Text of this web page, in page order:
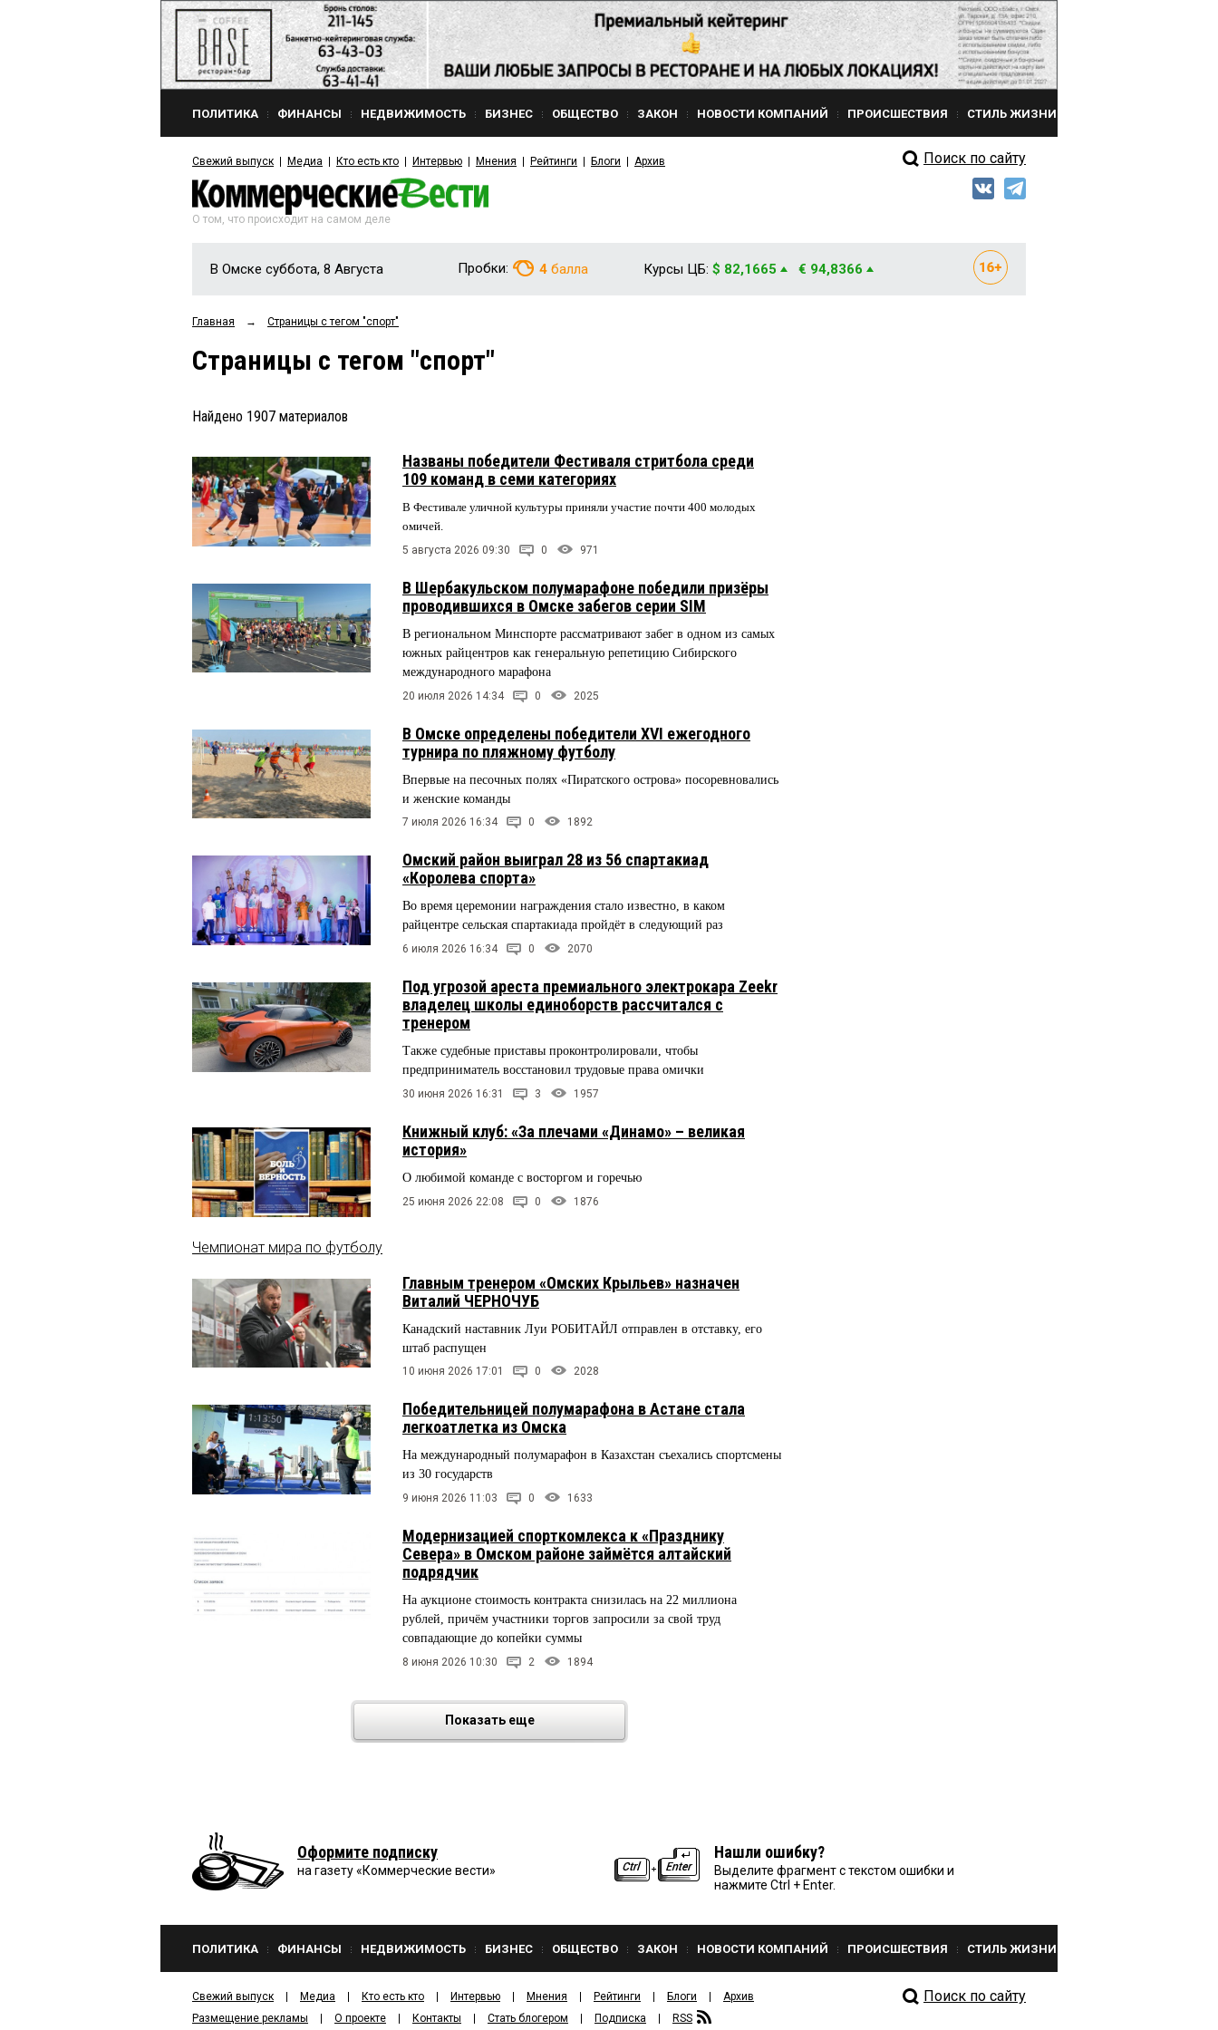
ПОЛИТИКА ФИНАНСЫ НЕДВИЖИМОСТЬ БИЗНЕС ОБЩЕСТВО ЗАКОН НОВОСТИ КОМПАНИЙ ПРОИСШЕСТВИЯ СТИЛЬ ЖИЗНИ
Свежий выпуск Медиа Кто есть кто Интервью Мнения Рейтинги Блоги Архив Поиск по сайту
О том, что происходит на самом деле
В Омске суббота, 8 Августа Пробки: 4 балла Курсы ЦБ: $ 82,1665 € 94,8366
Главная → Страницы c тегом "спорт"
Страницы c тегом "спорт"
Найдено 1907 материалов
Названы победители Фестиваля стритбола среди
109 команд в семи категориях
В Фестивале уличной культуры приняли участие почти 400 молодых
омичей.
5 августа 2026 09:30 0 971
В Шербакульском полумарафоне победили призёры
проводившихся в Омске забегов серии SIM
В региональном Минспорте рассматривают забег в одном из самых
южных райцентров как генеральную репетицию Сибирского
международного марафона
20 июля 2026 14:34 0 2025
В Омске определены победители XVI ежегодного
турнира по пляжному футболу
Впервые на песочных полях «Пиратского острова» посоревновались
и женские команды
7 июля 2026 16:34 0 1892
Омский район выиграл 28 из 56 спартакиад
«Королева спорта»
Во время церемонии награждения стало известно, в каком
райцентре сельская спартакиада пройдёт в следующий раз
6 июля 2026 16:34 0 2070
Под угрозой ареста премиального электрокара Zeekr
владелец школы единоборств рассчитался с
тренером
Также судебные приставы проконтролировали, чтобы
предприниматель восстановил трудовые права омички
30 июня 2026 16:31 3 1957
Книжный клуб: «За плечами «Динамо» – великая
история»
О любимой команде с восторгом и горечью
25 июня 2026 22:08 0 1876
Чемпионат мира по футболу
Главным тренером «Омских Крыльев» назначен
Виталий ЧЕРНОЧУБ
Канадский наставник Луи РОБИТАЙЛ отправлен в отставку, его
штаб распущен
10 июня 2026 17:01 0 2028
Победительницей полумарафона в Астане стала
легкоатлетка из Омска
На международный полумарафон в Казахстан съехались спортсмены
из 30 государств
9 июня 2026 11:03 0 1633
Модернизацией спорткомлекса к «Празднику
Севера» в Омском районе займётся алтайский
подрядчик
На аукционе стоимость контракта снизилась на 22 миллиона
рублей, причём участники торгов запросили за свой труд
совпадающие до копейки суммы
8 июня 2026 10:30 2 1894
Показать еще
Оформите подписку
на газету «Коммерческие вести»
Нашли ошибку?
Выделите фрагмент с текстом ошибки и
нажмите Ctrl + Enter.
ПОЛИТИКА ФИНАНСЫ НЕДВИЖИМОСТЬ БИЗНЕС ОБЩЕСТВО ЗАКОН НОВОСТИ КОМПАНИЙ ПРОИСШЕСТВИЯ СТИЛЬ ЖИЗНИ
Свежий выпуск Медиа Кто есть кто Интервью Мнения Рейтинги Блоги
Архив
Размещение рекламы
О проекте Контакты Стать блогером Подписка RSS
Поиск по сайту